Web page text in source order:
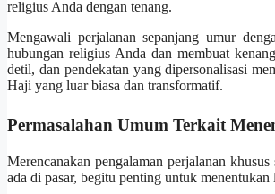
religius Anda dengan tenang.
Mengawali perjalanan sepanjang umur
hubungan religius Anda dan membuat
detil, dan pendekatan yang dipersonalisasi
Haji yang luar biasa dan transformatif.
Permasalahan Umum Terkait
Merencanakan pengalaman perjalanan
ada di pasar, begitu penting untuk